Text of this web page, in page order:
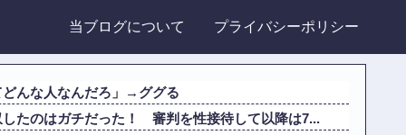
当ブログについて プライバシーポリシー
んな人なんだろ」→ググる
たのはガチだった！ 審判を性接待して以降は7...